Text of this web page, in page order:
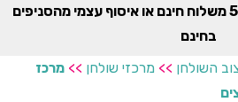
משלוח ב-35 ₪, מעל 599 משלוח חינם או איסוף עצמי מהסניפים
בחינם
השולחן >> מרכזי שולחן >> מרכז